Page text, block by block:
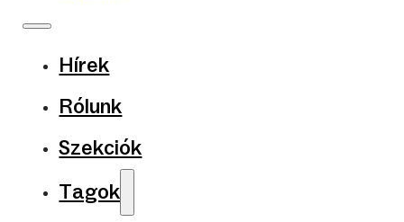
Hírek
Rólunk
Szekciók
Tagok